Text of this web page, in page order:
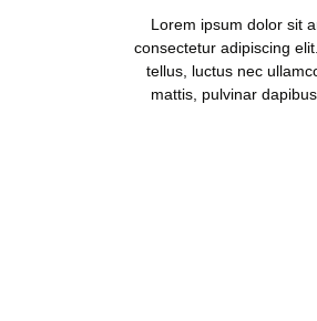
Lorem ipsum dolor sit
consectetur adipiscing
tellus, luctus nec
mattis, pulvinar